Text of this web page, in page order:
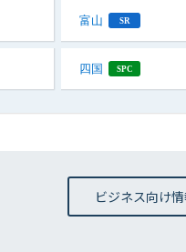
富山 SR
四国 SPC
ビジネス向け